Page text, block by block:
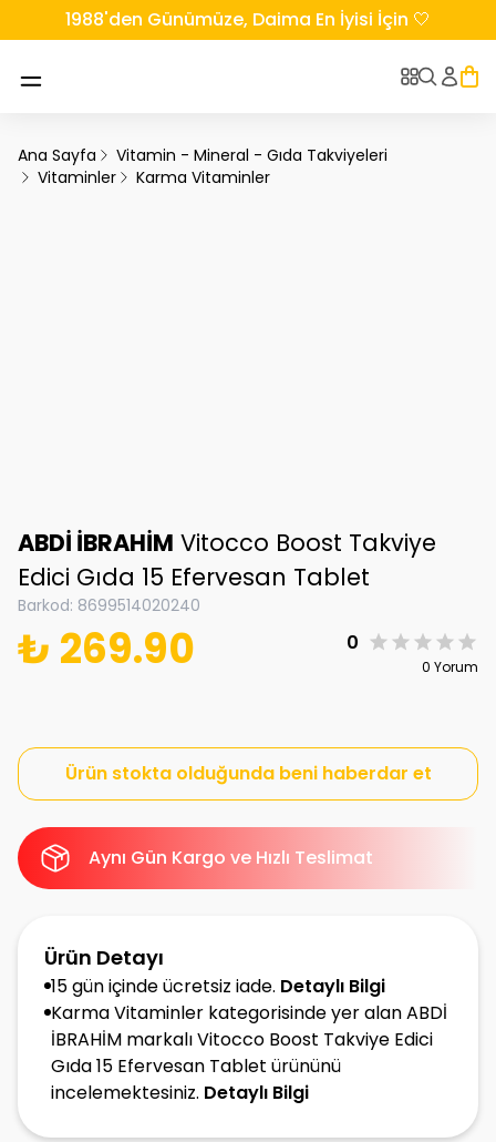
1988'den Günümüze, Daima En İyisi İçin 🤍
Ana Sayfa
Vitamin - Mineral - Gıda Takviyeleri
Vitaminler
Karma Vitaminler
ABDİ İBRAHİM Vitocco Boost Takviye
Edici Gıda 15 Efervesan Tablet
Barkod: 8699514020240
₺ 269.90 0
0 Yorum
Ürün stokta olduğunda beni haberdar et
Aynı Gün Kargo ve Hızlı Teslimat
Ürün Detayı
15 gün içinde ücretsiz iade. Detaylı Bilgi
Karma Vitaminler kategorisinde yer alan ABDİ
İBRAHİM markalı Vitocco Boost Takviye Edici
Gıda 15 Efervesan Tablet ürününü
incelemektesiniz. Detaylı Bilgi